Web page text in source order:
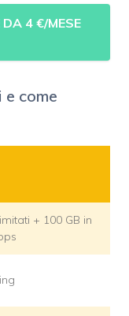
DA 4 €/MESE
come
+ 100 GB in